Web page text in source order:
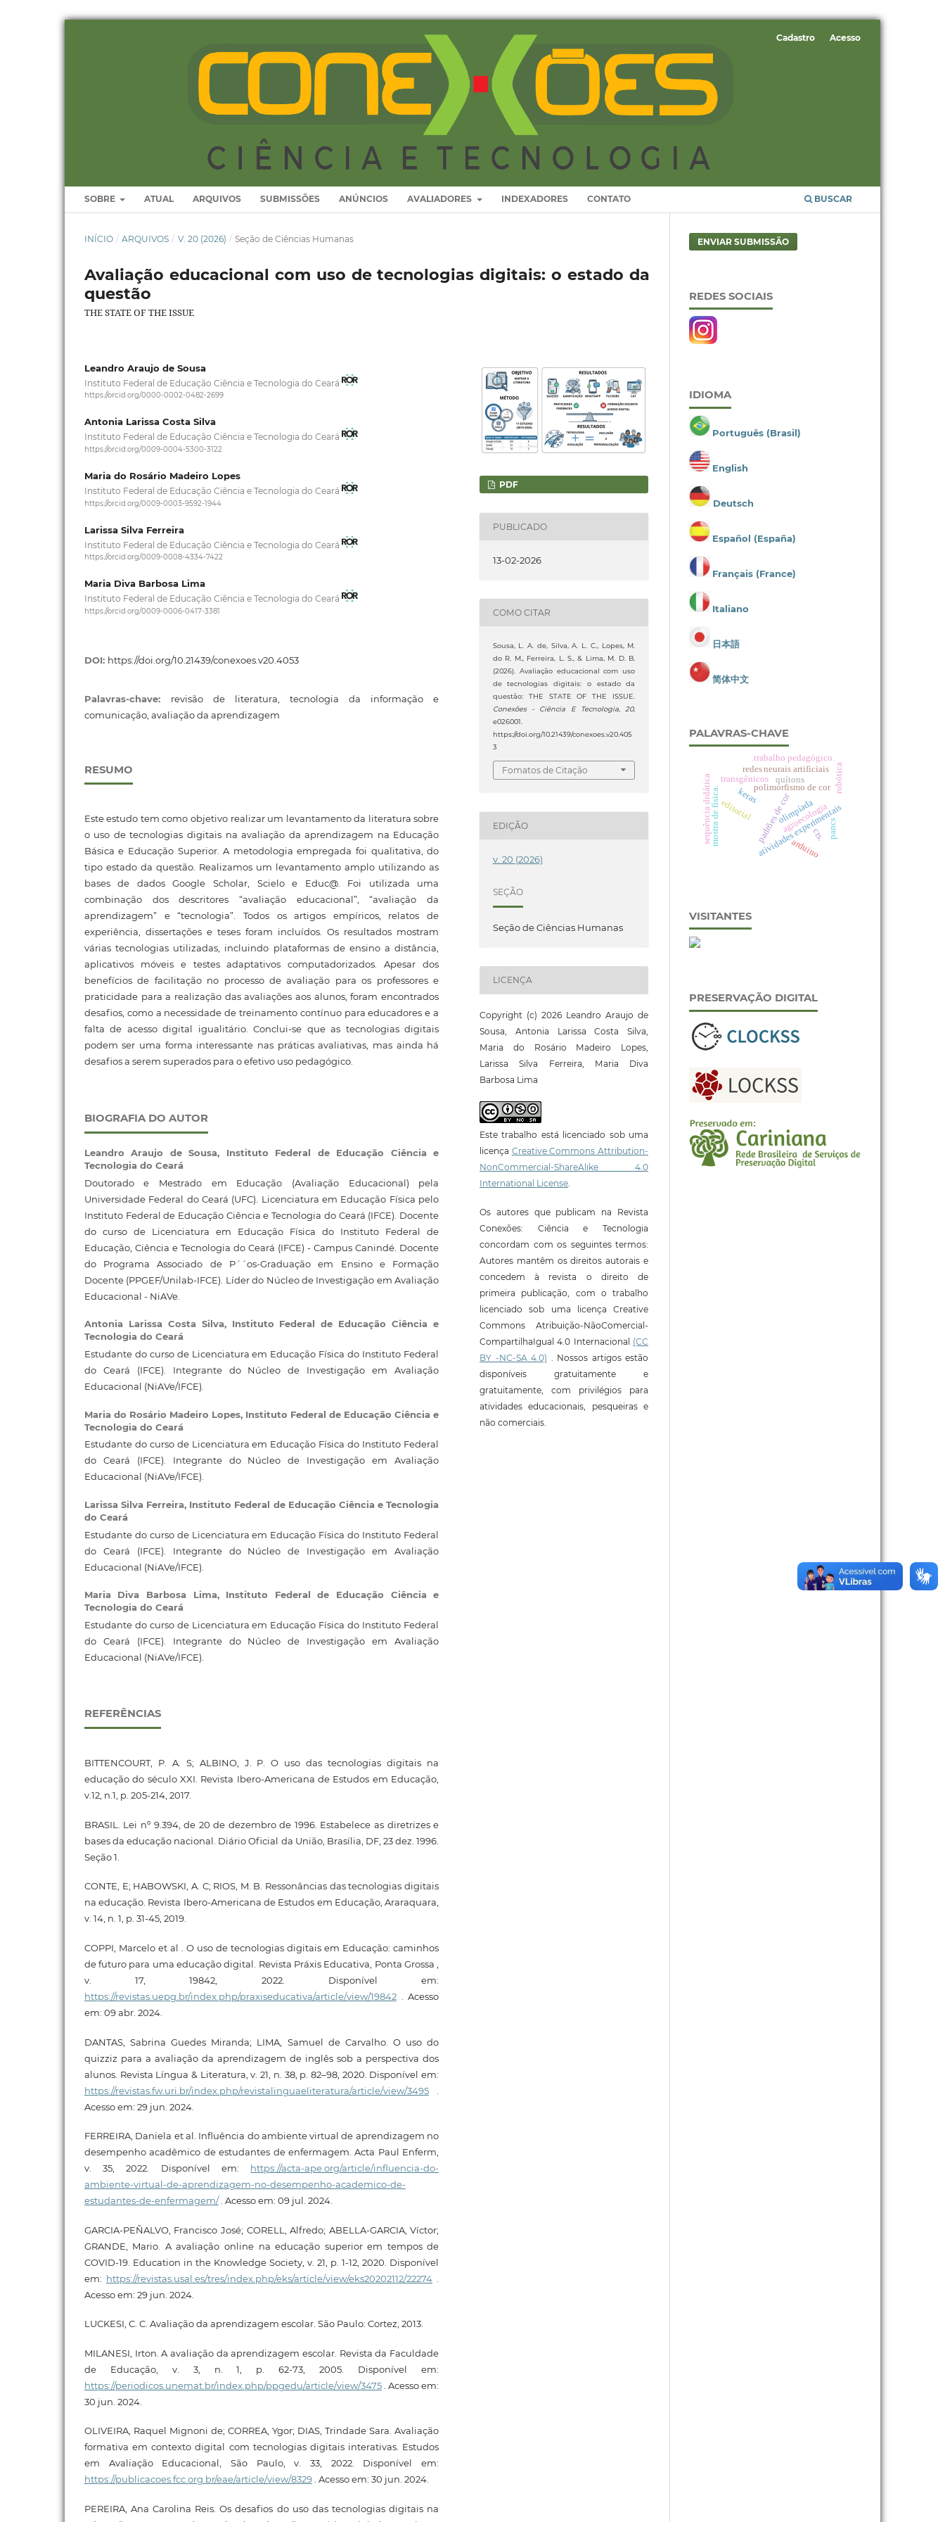
SOBRE ATUAL ARQUIVOS SUBMISSÕES ANÚNCIOS AVALIADORES INDEXADORES CONTATO BUSCAR
Cadastro Acesso
INÍCIO / ARQUIVOS / V. 20 (2026) / Seção de Ciências Humanas
Avaliação educacional com uso de tecnologias digitais: o estado da
questão
THE STATE OF THE ISSUE
Leandro Araujo de Sousa
Instituto Federal de Educação Ciência e Tecnologia do Ceará
https://orcid.org/0000-0002-0482-2699
Antonia Larissa Costa Silva
Instituto Federal de Educação Ciência e Tecnologia do Ceará
https://orcid.org/0009-0004-5300-3122
Maria do Rosário Madeiro Lopes
Instituto Federal de Educação Ciência e Tecnologia do Ceará
https://orcid.org/0009-0003-9592-1944
Larissa Silva Ferreira
Instituto Federal de Educação Ciência e Tecnologia do Ceará
https://orcid.org/0009-0008-4334-7422
Maria Diva Barbosa Lima
Instituto Federal de Educação Ciência e Tecnologia do Ceará
https://orcid.org/0009-0006-0417-3381
DOI: https://doi.org/10.21439/conexoes.v20.4053
Palavras-chave: revisão de literatura, tecnologia da informação e
comunicação, avaliação da aprendizagem
RESUMO
Este estudo tem como objetivo realizar um levantamento da literatura sobre
o uso de tecnologias digitais na avaliação da aprendizagem na Educação
Básica e Educação Superior. A metodologia empregada foi qualitativa, do
tipo estado da questão. Realizamos um levantamento amplo utilizando as
bases de dados Google Scholar, Scielo e Educ@. Foi utilizada uma
combinação dos descritores “avaliação educacional”, “avaliação da
aprendizagem” e “tecnologia”. Todos os artigos empíricos, relatos de
experiência, dissertações e teses foram incluídos. Os resultados mostram
várias tecnologias utilizadas, incluindo plataformas de ensino a distância,
aplicativos móveis e testes adaptativos computadorizados. Apesar dos
benefícios de facilitação no processo de avaliação para os professores e
praticidade para a realização das avaliações aos alunos, foram encontrados
desafios, como a necessidade de treinamento contínuo para educadores e a
falta de acesso digital igualitário. Conclui-se que as tecnologias digitais
podem ser uma forma interessante nas práticas avaliativas, mas ainda há
desafios a serem superados para o efetivo uso pedagógico.
BIOGRAFIA DO AUTOR
Leandro Araujo de Sousa, Instituto Federal de Educação Ciência e
Tecnologia do Ceará
Doutorado e Mestrado em Educação (Avaliação Educacional) pela
Universidade Federal do Ceará (UFC). Licenciatura em Educação Física pelo
Instituto Federal de Educação Ciência e Tecnologia do Ceará (IFCE). Docente
do curso de Licenciatura em Educação Física do Instituto Federal de
Educação, Ciência e Tecnologia do Ceará (IFCE) - Campus Canindé. Docente
do Programa Associado de P´´os-Graduação em Ensino e Formação
Docente (PPGEF/Unilab-IFCE). Líder do Núcleo de Investigação em Avaliação
Educacional - NiAVe.
Antonia Larissa Costa Silva, Instituto Federal de Educação Ciência e
Tecnologia do Ceará
Estudante do curso de Licenciatura em Educação Física do Instituto Federal
do Ceará (IFCE). Integrante do Núcleo de Investigação em Avaliação
Educacional (NiAVe/IFCE).
Maria do Rosário Madeiro Lopes, Instituto Federal de Educação Ciência e
Tecnologia do Ceará
Estudante do curso de Licenciatura em Educação Física do Instituto Federal
do Ceará (IFCE). Integrante do Núcleo de Investigação em Avaliação
Educacional (NiAVe/IFCE).
Larissa Silva Ferreira, Instituto Federal de Educação Ciência e Tecnologia
do Ceará
Estudante do curso de Licenciatura em Educação Física do Instituto Federal
do Ceará (IFCE). Integrante do Núcleo de Investigação em Avaliação
Educacional (NiAVe/IFCE).
Maria Diva Barbosa Lima, Instituto Federal de Educação Ciência e
Tecnologia do Ceará
Estudante do curso de Licenciatura em Educação Física do Instituto Federal
do Ceará (IFCE). Integrante do Núcleo de Investigação em Avaliação
Educacional (NiAVe/IFCE).
REFERÊNCIAS
BITTENCOURT, P. A. S; ALBINO, J. P. O uso das tecnologias digitais na
educação do século XXI. Revista Ibero-Americana de Estudos em Educação,
v.12, n.1, p. 205-214, 2017.
BRASIL. Lei nº 9.394, de 20 de dezembro de 1996. Estabelece as diretrizes e
bases da educação nacional. Diário Oficial da União, Brasília, DF, 23 dez. 1996.
Seção 1.
CONTE, E; HABOWSKI, A. C; RIOS, M. B. Ressonâncias das tecnologias digitais
na educação. Revista Ibero-Americana de Estudos em Educação, Araraquara,
v. 14, n. 1, p. 31-45, 2019.
COPPI, Marcelo et al . O uso de tecnologias digitais em Educação: caminhos
de futuro para uma educação digital. Revista Práxis Educativa, Ponta Grossa ,
v. 17, 19842, 2022. Disponível em:
https://revistas.uepg.br/index.php/praxiseducativa/article/view/19842. Acesso
em: 09 abr. 2024.
DANTAS, Sabrina Guedes Miranda; LIMA, Samuel de Carvalho. O uso do
quizziz para a avaliação da aprendizagem de inglês sob a perspectiva dos
alunos. Revista Língua & Literatura, v. 21, n. 38, p. 82–98, 2020. Disponível em:
https://revistas.fw.uri.br/index.php/revistalinguaeliteratura/article/view/3495.
Acesso em: 29 jun. 2024.
FERREIRA, Daniela et al. Influência do ambiente virtual de aprendizagem no
desempenho acadêmico de estudantes de enfermagem. Acta Paul Enferm,
v. 35, 2022. Disponível em: https://acta-ape.org/article/influencia-do-
ambiente-virtual-de-aprendizagem-no-desempenho-academico-de-
estudantes-de-enfermagem/. Acesso em: 09 jul. 2024.
GARCIA-PEÑALVO, Francisco José; CORELL, Alfredo; ABELLA-GARCIA, Víctor;
GRANDE, Mario. A avaliação online na educação superior em tempos de
COVID-19. Education in the Knowledge Society, v. 21, p. 1-12, 2020. Disponível
em: https://revistas.usal.es/tres/index.php/eks/article/view/eks20202112/22274
Acesso em: 29 jun. 2024.
LUCKESI, C. C. Avaliação da aprendizagem escolar. São Paulo: Cortez, 2013.
MILANESI, Irton. A avaliação da aprendizagem escolar. Revista da Faculdade
de Educação, v. 3, n. 1, p. 62-73, 2005. Disponível em:
https://periodicos.unemat.br/index.php/ppgedu/article/view/3475. Acesso em:
30 jun. 2024.
OLIVEIRA, Raquel Mignoni de; CORREA, Ygor; DIAS, Trindade Sara. Avaliação
formativa em contexto digital com tecnologias digitais interativas. Estudos
em Avaliação Educacional, São Paulo, v. 33, 2022. Disponível em:
https://publicacoes.fcc.org.br/eae/article/view/8329. Acesso em: 30 jun. 2024.
PEREIRA, Ana Carolina Reis. Os desafios do uso das tecnologias digitais na
PDF
PUBLICADO
13-02-2026
COMO CITAR
Sousa, L. A. de, Silva, A. L. C., Lopes, M.
do R. M., Ferreira, L. S., & Lima, M. D. B.
(2026). Avaliação educacional com uso
de tecnologias digitais: o estado da
questão: THE STATE OF THE ISSUE.
Conexões - Ciência E Tecnologia, 20,
e026001.
https://doi.org/10.21439/conexoes.v20.405
3
Fomatos de Citação
EDIÇÃO
v. 20 (2026)
SEÇÃO
Seção de Ciências Humanas
LICENÇA
Copyright (c) 2026 Leandro Araujo de
Sousa, Antonia Larissa Costa Silva,
Maria do Rosário Madeiro Lopes,
Larissa Silva Ferreira, Maria Diva
Barbosa Lima
Este trabalho está licenciado sob uma
licença Creative Commons Attribution-
NonCommercial-ShareAlike 4.0
International License
Os autores que publicam na Revista
Conexões: Ciência e Tecnologia
concordam com os seguintes termos:
Autores mantêm os direitos autorais e
concedem à revista o direito de
primeira publicação, com o trabalho
licenciado sob uma licença Creative
Commons Atribuição-NãoComercial-
CompartilhaIgual 4.0 Internacional (CC
BY -NC-SA 4.0) . Nossos artigos estão
disponíveis gratuitamente e
gratuitamente, com privilégios para
atividades educacionais, pesqueiras e
não comerciais.
ENVIAR SUBMISSÃO
REDES SOCIAIS
IDIOMA
Português (Brasil)
English
Deutsch
Español (España)
Français (France)
Italiano
日本語
简体中文
PALAVRAS-CHAVE
editorialpadrões de cor
atividades experimentais
mostra de física. polimorfismo de cor
quítons
olimpíada
robótica
redes neurais artificiais
keras
.trabalho pedagógico.
sequência didática transgênicos
cts.
agroecologia
arduino
pancs
VISITANTES
PRESERVAÇÃO DIGITAL